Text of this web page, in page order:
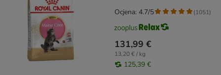
131,99 €
13,20 € / kg
125,39 €
Ocjena: 4.7/5 (1051)